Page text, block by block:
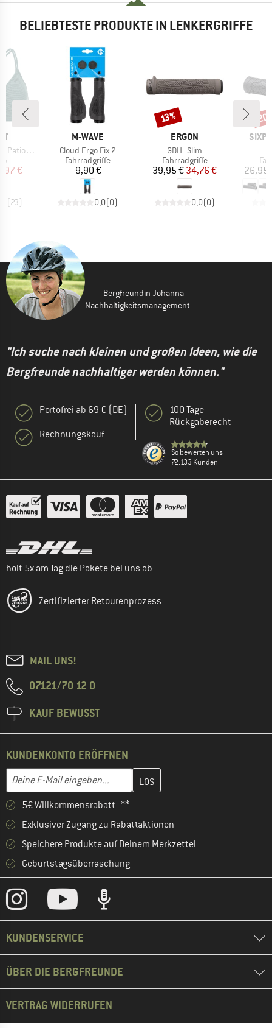
BELIEBTESTE PRODUKTE IN LENKERGRIFFE
Triangle
Preis
€
(23)
MARKE
M-WAVE
Artikel
Cloud Ergo Fix 2
Produktgruppe
Fahrradgriffe
Preis
9,90 €
0,0(0)
MARKE
ERGON
Artikel
GDH Slim
Produktgruppe
Fahrradgriffe
Preis
39,95 €reduzierter Preis
34,76 €
0,0(0)
Rabatt
13%
26,95
Bergfreundin Johanna -
Nachhaltigkeitsmanagement
"Ich suche nach kleinen und großen Ideen, wie die
Bergfreunde nachhaltiger werden können."
Portofrei ab 69 € (DE)
Rechnungskauf
100 Tage
Rückgaberecht
So bewerten uns
72.133 Kunden
holt 5x am Tag die Pakete bei uns ab
Zertifizierter Retourenprozess
MAIL UNS!
07121/70 12 0
KAUF BEWUSST
KUNDENKONTO ERÖFFNEN
E-Mail-Adresse
Gib hier deine E-Mail-Adresse ein und erstelle im nächsten
5€ Willkommensrabatt **
Exklusiver Zugang zu Rabattaktionen
Speichere Produkte auf Deinem Merkzettel
Geburtstagsüberraschung
KUNDENSERVICE
ÜBER DIE BERGFREUNDE
VERTRAG WIDERRUFEN